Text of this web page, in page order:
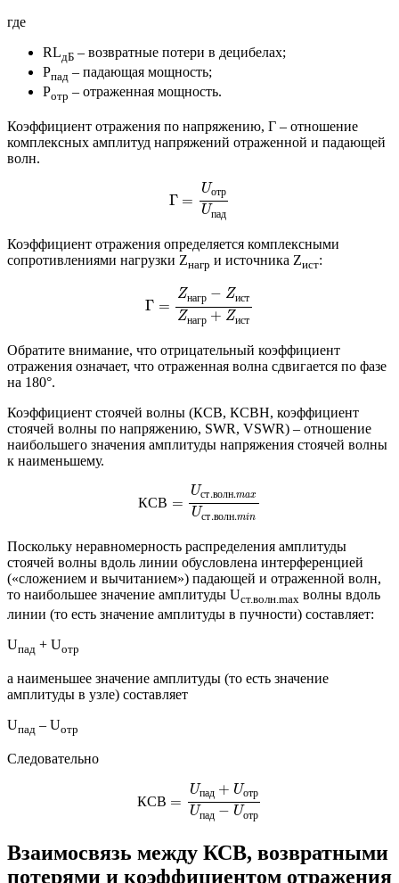
где
RLдБ – возвратные потери в децибелах;
Pпад – падающая мощность;
Pотр – отраженная мощность.
Коэффициент отражения по напряжению, Γ – отношение
комплексных амплитуд напряжений отраженной и падающей
волн.
Γ =
Uотр
Uпад
отр
Коэффициент отражения определяется комплексными
сопротивлениями нагрузки Zнагр и источника Zист:
Γ =
Zнагр − Zист
Zнагр + Zист
аг стZ
Обратите внимание, что отрицательный коэффициент
отражения означает, что отраженная волна сдвигается по фазе
на 180°.
Коэффициент стоячей волны (КСВ, КСВН, коэффициент
стоячей волны по напряжению, SWR, VSWR) – отношение
наибольшего значения амплитуды напряжения стоячей волны
к наименьшему.
КСВ =
Uст.волн.max
Uст.волн.min
ст.в
Поскольку неравномерность распределения амплитуды
стоячей волны вдоль линии обусловлена интерференцией
(«сложением и вычитанием») падающей и отраженной волн,
то наибольшее значение амплитуды Uст.волн.max волны вдоль
линии (то есть значение амплитуды в пучности) составляет:
Uпад + Uотр
а наименьшее значение амплитуды (то есть значение
амплитуды в узле) составляет
Uпад – Uотр
Следовательно
КСВ =
Uпад + Uотр
Uпад − Uотр
пад U тр
Взаимосвязь между КСВ, возвратными
потерями и коэффициентом отражения